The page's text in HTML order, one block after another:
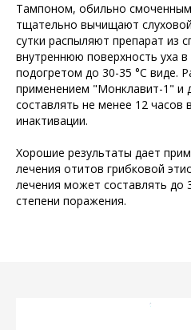
Тампоном, обильно
тщательно вычищают
сутки распыляют препарат из
внутреннюю поверхность уха
подогретом до 30-35 °С виде.
применением "Монклавит-1" и
составлять не менее 12 часов
инактивации.
Хорошие результаты дает
лечения отитов грибковой
лечения может составлять до
степени поражения.